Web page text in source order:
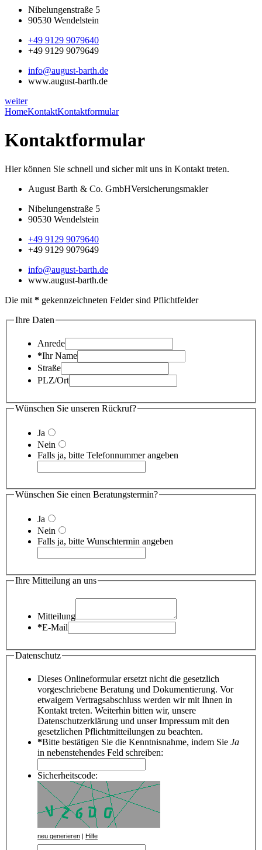
Nibelungenstraße 5
90530 Wendelstein
+49 9129 9079640
+49 9129 9079649
info@august-barth.de
www.august-barth.de
weiter
HomeKontaktKontaktformular
Kontaktformular
Hier können Sie schnell und sicher mit uns in Kontakt treten.
August Barth & Co. GmbHVersicherungsmakler
Nibelungenstraße 5
90530 Wendelstein
+49 9129 9079640
+49 9129 9079649
info@august-barth.de
www.august-barth.de
Die mit * gekennzeichneten Felder sind Pflichtfelder
Ihre Daten
Anrede
*Ihr Name
Straße
PLZ/Ort
Wünschen Sie unseren Rückruf?
Ja
Nein
Falls ja, bitte Telefonnummer angeben
Wünschen Sie einen Beratungstermin?
Ja
Nein
Falls ja, bitte Wunschtermin angeben
Ihre Mitteilung an uns
Mitteilung
*E-Mail
Datenschutz
Dieses Onlineformular ersetzt nicht die gesetzlich
vorgeschriebene Beratung und Dokumentierung. Vor
etwaigem Vertragsabschluss werden wir mit Ihnen in
Kontakt treten. Weiterhin bitten wir, unsere
Datenschutzerklärung und unser Impressum mit den
gesetzlichen Pflichtmitteilungen zu beachten.
*Bitte bestätigen Sie die Kenntnisnahme, indem Sie Ja
in nebenstehendes Feld schreiben:
Sicherheitscode:
neu generieren | Hilfe